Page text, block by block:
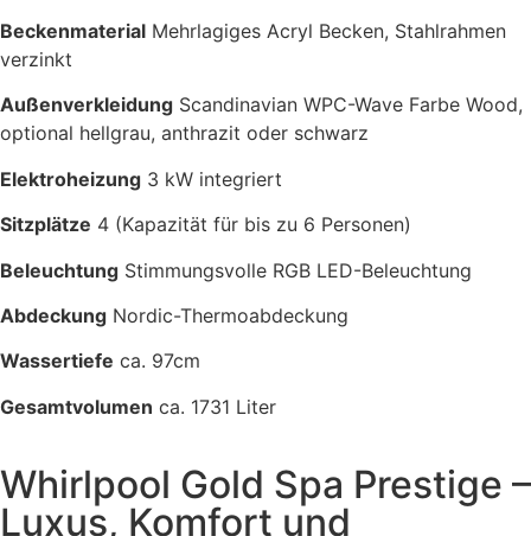
Beckenmaterial Mehrlagiges Acryl Becken, Stahlrahmen
verzinkt
Außenverkleidung Scandinavian WPC-Wave Farbe Wood,
optional hellgrau, anthrazit oder schwarz
Elektroheizung 3 kW integriert
Sitzplätze 4 (Kapazität für bis zu 6 Personen)
Beleuchtung Stimmungsvolle RGB LED-Beleuchtung
Abdeckung Nordic-Thermoabdeckung
Wassertiefe ca. 97cm
Gesamtvolumen ca. 1731 Liter
Whirlpool Gold Spa Prestige –
Luxus, Komfort und